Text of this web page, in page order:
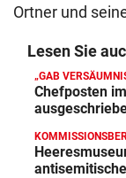
Ortner und
Lesen Sie
„GAB
Chefposten